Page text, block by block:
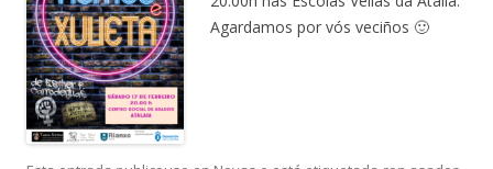
Agardamos por vós veciños 🙂